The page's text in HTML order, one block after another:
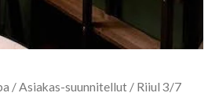
/ Asiakas-suunnitellut / Riiul 3/7